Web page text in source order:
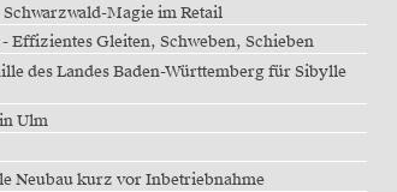
Magie im Retail
Effizientes Gleiten, Schweben, Schieben
des Landes Baden-Württemberg für Sibylle
Ulm
Neubau kurz vor Inbetriebnahme